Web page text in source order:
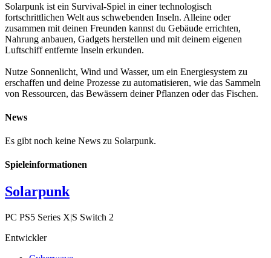
Solarpunk ist ein Survival-Spiel in einer technologisch
fortschrittlichen Welt aus schwebenden Inseln. Alleine oder
zusammen mit deinen Freunden kannst du Gebäude errichten,
Nahrung anbauen, Gadgets herstellen und mit deinem eigenen
Luftschiff entfernte Inseln erkunden.
Nutze Sonnenlicht, Wind und Wasser, um ein Energiesystem zu
erschaffen und deine Prozesse zu automatisieren, wie das Sammeln
von Ressourcen, das Bewässern deiner Pflanzen oder das Fischen.
News
Es gibt noch keine News zu Solarpunk.
Spieleinformationen
Solarpunk
PC PS5 Series X|S Switch 2
Entwickler